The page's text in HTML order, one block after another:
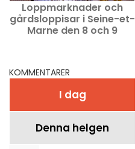
Loppmarknader och
gårdsloppisar i Seine-et-
Marne den 8 och 9
KOMMENTARER
I dag
Denna helgen